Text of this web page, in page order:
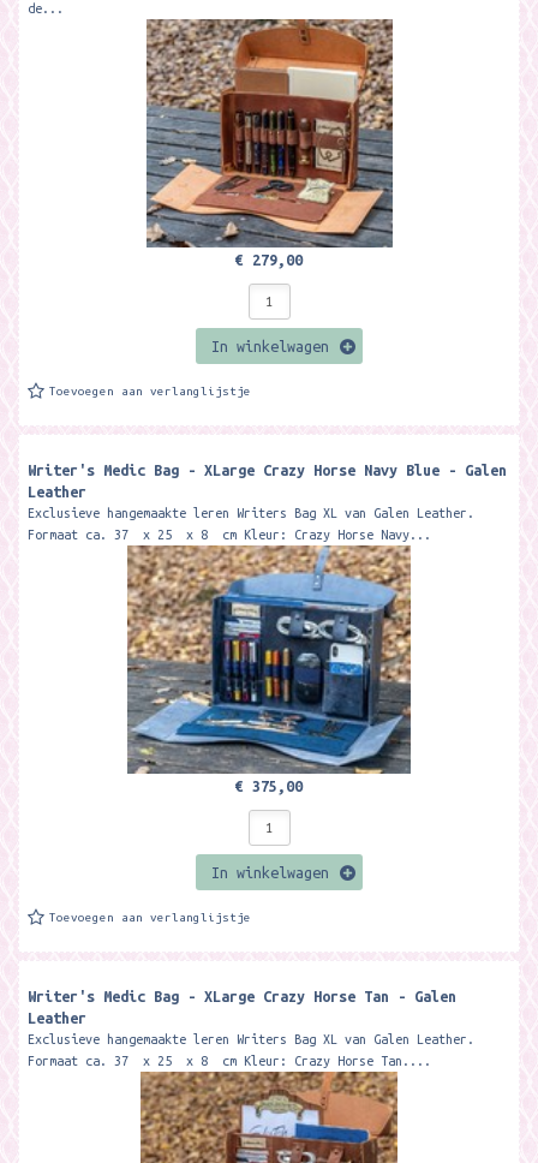
de...
€ 279,00
In winkelwagen
Toevoegen aan verlanglijstje
Writer's Medic Bag - XLarge Crazy Horse Navy Blue - Galen
Leather
Exclusieve hangemaakte leren Writers Bag XL van Galen Leather.
Formaat ca. 37 x 25 x 8 cm Kleur: Crazy Horse Navy...
€ 375,00
In winkelwagen
Toevoegen aan verlanglijstje
Writer's Medic Bag - XLarge Crazy Horse Tan - Galen
Leather
Exclusieve hangemaakte leren Writers Bag XL van Galen Leather.
Formaat ca. 37 x 25 x 8 cm Kleur: Crazy Horse Tan....